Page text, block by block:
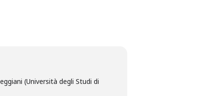
(Università degli Studi di